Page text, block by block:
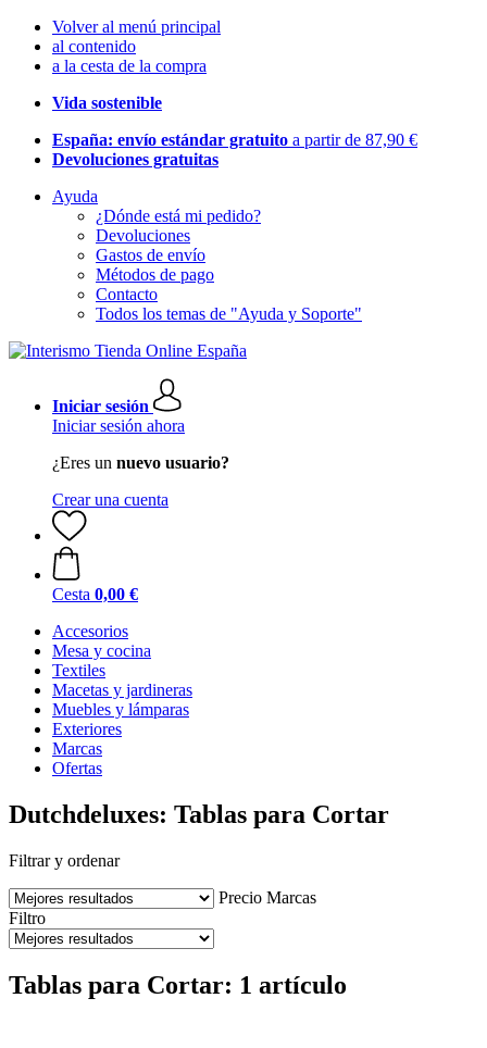
Volver al menú principal
al contenido
a la cesta de la compra
Vida sostenible
España: envío estándar gratuito a partir de 87,90 €
Devoluciones gratuitas
Ayuda
¿Dónde está mi pedido?
Devoluciones
Gastos de envío
Métodos de pago
Contacto
Todos los temas de "Ayuda y Soporte"
Iniciar sesión
Iniciar sesión ahora
¿Eres un nuevo usuario?
Crear una cuenta
Cesta 0,00 €
Accesorios
Mesa y cocina
Textiles
Macetas y jardineras
Muebles y lámparas
Exteriores
Marcas
Ofertas
Dutchdeluxes: Tablas para Cortar
Filtrar y ordenar
Precio Marcas
Filtro
Tablas para Cortar: 1 artículo